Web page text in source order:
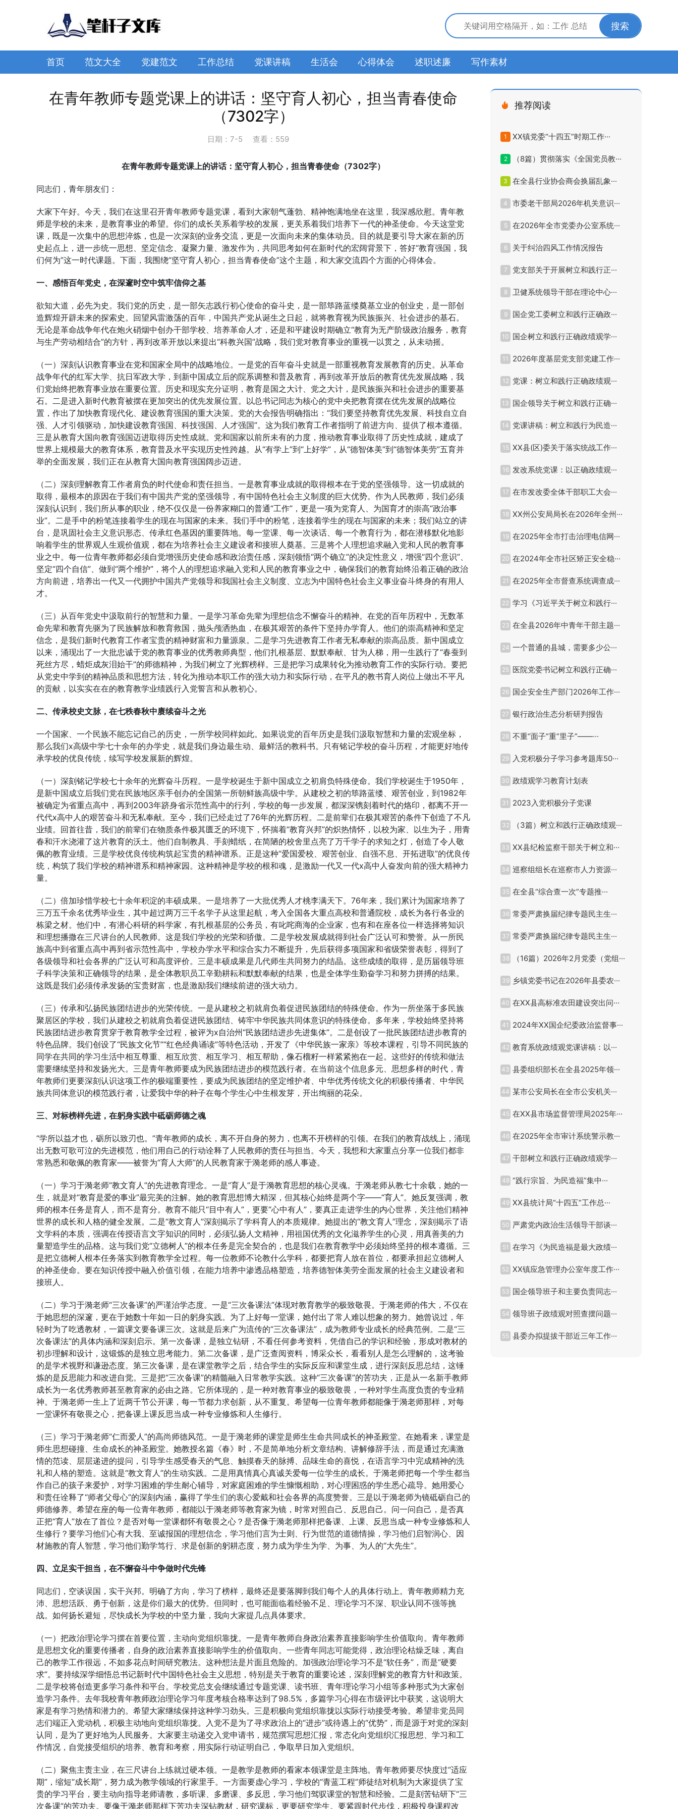
搜索
首页 范文大全 党建范文 工作总结 党课讲稿 生活会 心得体会 述职述廉 写作素材
在青年教师专题党课上的讲话：坚守育人初心，担当青春使命
（7302字）
日期： 7-5 查看：559
在青年教师专题党课上的讲话：坚守育人初心，担当青春使命（7302字）
同志们，青年朋友们：
大家下午好。今天，我们在这里召开青年教师专题党课，看到大家朝气蓬勃、精神饱满地坐在这里，我深感欣慰。青年教
师是学校的未来，是教育事业的希望。你们的成长关系着学校的发展，更关系着我们培养下一代的神圣使命。今天这堂党
课，既是一次集中的思想淬炼，也是一次深刻的业务交流，更是一次面向未来的集体动员。目的就是要引导大家在新的历
史起点上，进一步统一思想、坚定信念、凝聚力量、激发作为，共同思考如何在新时代的宏阔背景下，答好“教育强国，我
们何为”这一时代课题。下面，我围绕“坚守育人初心，担当青春使命”这个主题，和大家交流四个方面的心得体会。
一、感悟百年党史，在深邃时空中筑牢信仰之基
欲知大道，必先为史。我们党的历史，是一部矢志践行初心使命的奋斗史，是一部筚路蓝缕奠基立业的创业史，是一部创
造辉煌开辟未来的探索史。回望风雷激荡的百年，中国共产党从诞生之日起，就将教育视为民族振兴、社会进步的基石。
无论是革命战争年代在炮火硝烟中创办干部学校、培养革命人才，还是和平建设时期确立“教育为无产阶级政治服务，教育
与生产劳动相结合”的方针，再到改革开放以来提出“科教兴国”战略，我们党对教育事业的重视一以贯之，从未动摇。
（一）深刻认识教育事业在党和国家全局中的战略地位。一是党的百年奋斗史就是一部重视教育发展教育的历史。从革命
战争年代的红军大学、抗日军政大学，到新中国成立后的院系调整和普及教育，再到改革开放后的教育优先发展战略，我
们党始终把教育事业放在重要位置。历史和现实充分证明，教育是国之大计、党之大计，是民族振兴和社会进步的重要基
石。二是进入新时代教育被摆在更加突出的优先发展位置。以总书记同志为核心的党中央把教育摆在优先发展的战略位
置，作出了加快教育现代化、建设教育强国的重大决策。党的大会报告明确指出：“我们要坚持教育优先发展、科技自立自
强、人才引领驱动，加快建设教育强国、科技强国、人才强国”。这为我们教育工作者指明了前进方向、提供了根本遵循。
三是从教育大国向教育强国迈进取得历史性成就。党和国家以前所未有的力度，推动教育事业取得了历史性成就，建成了
世界上规模最大的教育体系，教育普及水平实现历史性跨越。从“有学上”到“上好学”，从“德智体美”到“德智体美劳”五育并
举的全面发展，我们正在从教育大国向教育强国阔步迈进。
（二）深刻理解教育工作者肩负的时代使命和责任担当。一是教育事业成就的取得根本在于党的坚强领导。这一切成就的
取得，最根本的原因在于我们有中国共产党的坚强领导，有中国特色社会主义制度的巨大优势。作为人民教师，我们必须
深刻认识到，我们所从事的职业，绝不仅仅是一份养家糊口的普通“工作”，更是一项为党育人、为国育才的崇高“政治事
业”。二是手中的粉笔连接着学生的现在与国家的未来。我们手中的粉笔，连接着学生的现在与国家的未来；我们站立的讲
台，是巩固社会主义意识形态、传承红色基因的重要阵地。每一堂课、每一次谈话、每一个教育行为，都在潜移默化地影
响着学生的世界观人生观价值观，都在为培养社会主义建设者和接班人奠基。三是将个人理想追求融入党和人民的教育事
业之中。每一位青年教师都必须自觉增强历史使命感和政治责任感，深刻领悟“两个确立”的决定性意义，增强“四个意识”、
坚定“四个自信”、做到“两个维护”，将个人的理想追求融入党和人民的教育事业之中，确保我们的教育始终沿着正确的政治
方向前进，培养出一代又一代拥护中国共产党领导和我国社会主义制度、立志为中国特色社会主义事业奋斗终身的有用人
才。
（三）从百年党史中汲取前行的智慧和力量。一是学习革命先辈为理想信念不懈奋斗的精神。在党的百年历程中，无数革
命先辈和教育先驱为了民族解放和教育救国，抛头颅洒热血，在极其艰苦的条件下坚持办学育人。他们的崇高精神和坚定
信念，是我们新时代教育工作者宝贵的精神财富和力量源泉。二是学习先进教育工作者无私奉献的崇高品质。新中国成立
以来，涌现出了一大批忠诚于党的教育事业的优秀教师典型，他们扎根基层、默默奉献、甘为人梯，用一生践行了“春蚕到
死丝方尽，蜡炬成灰泪始干”的师德精神，为我们树立了光辉榜样。三是把学习成果转化为推动教育工作的实际行动。要把
从党史中学到的精神品质和思想方法，转化为推动本职工作的强大动力和实际行动，在平凡的教书育人岗位上做出不平凡
的贡献，以实实在在的教育教学业绩践行入党誓言和从教初心。
二、传承校史文脉，在七秩春秋中赓续奋斗之光
一个国家、一个民族不能忘记自己的历史，一所学校同样如此。如果说党的百年历史是我们汲取智慧和力量的宏观坐标，
那么我们x高级中学七十余年的办学史，就是我们身边最生动、最鲜活的教科书。只有铭记学校的奋斗历程，才能更好地传
承学校的优良传统，续写学校发展新的辉煌。
（一）深刻铭记学校七十余年的光辉奋斗历程。一是学校诞生于新中国成立之初肩负特殊使命。我们学校诞生于1950年，
是新中国成立后我们党在民族地区亲手创办的全国第一所朝鲜族高级中学。从建校之初的筚路蓝缕、艰苦创业，到1982年
被确定为省重点高中，再到2003年跻身省示范性高中的行列，学校的每一步发展，都深深镌刻着时代的烙印，都离不开一
代代x高中人的艰苦奋斗和无私奉献。至今，我们已经走过了76年的光辉历程。二是前辈们在极其艰苦的条件下创造了不凡
业绩。回首往昔，我们的前辈们在物质条件极其匮乏的环境下，怀揣着“教育兴邦”的炽热情怀，以校为家、以生为子，用青
春和汗水浇灌了这片教育的沃土。他们自制教具、手刻蜡纸，在简陋的校舍里点亮了万千学子的求知之灯，创造了令人敬
佩的教育业绩。三是学校优良传统构筑起宝贵的精神谱系。正是这种“爱国爱校、艰苦创业、自强不息、开拓进取”的优良传
统，构筑了我们学校的精神谱系和精神家园。这种精神是学校的根和魂，是激励一代又一代x高中人奋发向前的强大精神力
量。
（二）倍加珍惜学校七十余年积淀的丰硕成果。一是培养了一大批优秀人才桃李满天下。76年来，我们累计为国家培养了
三万五千余名优秀毕业生，其中超过两万三千名学子从这里起航，考入全国各大重点高校和普通院校，成长为各行各业的
栋梁之材。他们中，有潜心科研的科学家，有扎根基层的公务员，有叱咤商海的企业家，也有和在座各位一样选择将知识
和理想播撒在三尺讲台的人民教师。这是我们学校的光荣和骄傲。二是学校发展成就得到社会广泛认可和赞誉。从一所民
族高中到省重点高中再到省示范性高中，学校办学水平和综合实力不断提升，先后获得多项国家和省级荣誉表彰，得到了
各级领导和社会各界的广泛认可和高度评价。三是丰硕成果是几代师生共同努力的结晶。这些成绩的取得，是历届领导班
子科学决策和正确领导的结果，是全体教职员工辛勤耕耘和默默奉献的结果，也是全体学生勤奋学习和努力拼搏的结果。
这既是我们必须传承发扬的宝贵财富，也是激励我们继续前进的强大动力。
（三）传承和弘扬民族团结进步的光荣传统。一是从建校之初就肩负着促进民族团结的特殊使命。作为一所坐落于多民族
聚居区的学校，我们从建校之初就肩负着促进民族团结、铸牢中华民族共同体意识的特殊使命。多年来，学校始终坚持将
民族团结进步教育贯穿于教育教学全过程，被评为x自治州“民族团结进步先进集体”。二是创设了一批民族团结进步教育的
特色品牌。我们创设了“民族文化节”“红色经典诵读”等特色活动，开发了《中华民族一家亲》等校本课程，引导不同民族的
同学在共同的学习生活中相互尊重、相互欣赏、相互学习、相互帮助，像石榴籽一样紧紧抱在一起。这些好的传统和做法
需要继续坚持和发扬光大。三是青年教师要成为民族团结进步的模范践行者。在当前这个信息多元、思想多样的时代，青
年教师们更要深刻认识这项工作的极端重要性，要成为民族团结的坚定维护者、中华优秀传统文化的积极传播者、中华民
族共同体意识的模范践行者，让爱我中华的种子在每个学生心中生根发芽，开出绚丽的花朵。
三、对标榜样先进，在躬身实践中砥砺师德之魂
“学所以益才也，砺所以致刃也。”青年教师的成长，离不开自身的努力，也离不开榜样的引领。在我们的教育战线上，涌现
出无数可歌可泣的先进模范，他们用自己的行动诠释了人民教师的责任与担当。今天，我想和大家重点分享一位我们都非
常熟悉和敬佩的教育家——被誉为“育人大师”的人民教育家于漪老师的感人事迹。
（一）学习于漪老师“教文育人”的先进教育理念。一是“育人”是于漪教育思想的核心灵魂。于漪老师从教七十余载，她的一
生，就是对“教育是爱的事业”最完美的注解。她的教育思想博大精深，但其核心始终是两个字——“育人”。她反复强调，教
师的根本任务是育人，而不是育分。教育不能只“目中有人”，更要“心中有人”，要真正走进学生的内心世界，关注他们精神
世界的成长和人格的健全发展。二是“教文育人”深刻揭示了学科育人的本质规律。她提出的“教文育人”理念，深刻揭示了语
文学科的本质，强调在传授语言文字知识的同时，必须弘扬人文精神，用祖国优秀的文化滋养学生的心灵，用真善美的力
量塑造学生的品格。这与我们党“立德树人”的根本任务是完全契合的，也是我们在教育教学中必须始终坚持的根本遵循。三
是把立德树人根本任务落实到教育教学全过程。每一位教师不论教什么学科，都要把育人放在首位，都要承担起立德树人
的神圣使命。要在知识传授中融入价值引领，在能力培养中渗透品格塑造，培养德智体美劳全面发展的社会主义建设者和
接班人。
（二）学习于漪老师“三次备课”的严谨治学态度。一是“三次备课法”体现对教育教学的极致敬畏。于漪老师的伟大，不仅在
于她思想的深邃，更在于她数十年如一日的躬身实践。为了上好每一堂课，她付出了常人难以想象的努力。她曾说过，年
轻时为了吃透教材，一篇课文要备课三次。这就是后来广为流传的“三次备课法”，成为教师专业成长的经典范例。二是“三
次备课法”的具体内涵和深刻启示。第一次备课，是独立钻研，不看任何参考资料，凭借自己的学识和经验，形成对教材的
初步理解和设计，这锻炼的是独立思考能力。第二次备课，是广泛查阅资料，博采众长，看看别人是怎么理解的，这考验
的是学术视野和谦逊态度。第三次备课，是在课堂教学之后，结合学生的实际反应和课堂生成，进行深刻反思总结，这锤
炼的是反思能力和改进自觉。三是把“三次备课”的精髓融入日常教学实践。这种“三次备课”的苦功夫，正是从一名新手教师
成长为一名优秀教师甚至教育家的必由之路。它所体现的，是一种对教育事业的极致敬畏，一种对学生高度负责的专业精
神。于漪老师一生上了近两千节公开课，每一节都力求创新，从不重复。希望每一位青年教师都能像于漪老师那样，对每
一堂课怀有敬畏之心，把备课上课反思当成一种专业修炼和人生修行。
（三）学习于漪老师“仁而爱人”的高尚师德风范。一是于漪老师的课堂是师生生命共同成长的神圣殿堂。在她看来，课堂是
师生思想碰撞、生命成长的神圣殿堂。她教授名篇《春》时，不是简单地分析文章结构、讲解修辞手法，而是通过充满激
情的范读、层层递进的提问，引导学生感受春天的气息、触摸春天的脉搏、品味生命的喜悦，在语言学习中完成精神的洗
礼和人格的塑造。这就是“教文育人”的生动实践。二是用真情真心真诚关爱每一位学生的成长。于漪老师把每一个学生都当
作自己的孩子来爱护，对学习困难的学生耐心辅导，对家庭困难的学生慷慨相助，对心理困惑的学生悉心疏导。她用爱心
和责任诠释了“师者父母心”的深刻内涵，赢得了学生们的衷心爱戴和社会各界的高度赞誉。三是以于漪老师为镜砥砺自己的
师德修养。希望在座的每一位青年教师，都能以于漪老师等教育家为镜，时常对照自己、反思自己。问一问自己，是否真
正把“育人”放在了首位？是否对每一堂课都怀有敬畏之心？是否像于漪老师那样把备课、上课、反思当成一种专业修炼和人
生修行？要学习他们心有大我、至诚报国的理想信念，学习他们言为士则、行为世范的道德情操，学习他们启智润心、因
材施教的育人智慧，学习他们勤学笃行、求是创新的躬耕态度，努力成为学生为学、为事、为人的“大先生”。
四、立足实干担当，在不懈奋斗中争做时代先锋
同志们，空谈误国，实干兴邦。明确了方向，学习了榜样，最终还是要落脚到我们每个人的具体行动上。青年教师精力充
沛、思想活跃、勇于创新，这是你们最大的优势。但同时，也可能面临着经验不足、理论学习不深、职业认同不强等挑
战。如何扬长避短，尽快成长为学校的中坚力量，我向大家提几点具体要求。
（一）把政治理论学习摆在首要位置，主动向党组织靠拢。一是青年教师自身政治素养直接影响学生价值取向。青年教师
是思想文化的重要传播者，自身的政治素养直接影响学生的价值取向。一些青年同志可能觉得，政治理论枯燥乏味，离自
己的教学工作很远，不如多花点时间研究教法。这种想法是片面且危险的。加强政治理论学习不是“软任务”，而是“硬要
求”。要持续深学细悟总书记新时代中国特色社会主义思想，特别是关于教育的重要论述，深刻理解党的教育方针和政策。
二是学校将创造更多学习条件和平台。学校党总支会继续通过专题党课、读书班、青年理论学习小组等多种形式为大家创
造学习条件。去年我校青年教师政治理论学习年度考核合格率达到了98.5%，多篇学习心得在市级评比中获奖，这说明大
家是有学习热情和潜力的。希望大家继续保持这种学习劲头。三是积极向党组织靠拢以实际行动接受考验。希望非党员同
志们端正入党动机，积极主动地向党组织靠拢。入党不是为了寻求政治上的“进步”或待遇上的“优势”，而是源于对党的深刻
认同，是为了更好地为人民服务。大家要主动递交入党申请书，规范撰写思想汇报，常态化向党组织汇报思想、学习和工
作情况，自觉接受组织的培养、教育和考察，用实际行动证明自己，争取早日加入党组织。
（二）聚焦主责主业，在三尺讲台上练就过硬本领。一是教学是教师的看家本领课堂是主阵地。青年教师要尽快度过“适应
期”，缩短“成长期”，努力成为教学领域的行家里手。一方面要虚心学习，学校的“青蓝工程”师徒结对机制为大家提供了宝
贵的学习平台，要主动向指导老师请教，多听课、多磨课、多反思，学习他们驾驭课堂的智慧和经验。二是刻苦钻研下“三
次备课”的苦功夫。要像于漪老师那样下苦功夫深钻教材，研究课标，更要研究学生。要紧跟时代步伐，积极投身课程改
推荐阅读
1 XX镇党委“十四五”时期工作···
2 （8篇）贯彻落实《全国党员教···
3 在全县行业协会商会换届乱象···
4 市委老干部局2026年机关意识···
5 在2026年全市党委办公室系统···
6 关于纠治四风工作情况报告
7 党支部关于开展树立和践行正···
8 卫健系统领导干部在理论中心···
9 国企党工委树立和践行正确政···
10 国企树立和践行正确政绩观学···
11 2026年度基层党支部党建工作···
12 党课：树立和践行正确政绩观···
13 国企领导关于树立和践行正确···
14 党课讲稿：树立和践行为民造···
15 XX县(区)委关于落实统战工作···
16 发改系统党课：以正确政绩观···
17 在市发改委全体干部职工大会···
18 XX州公安局局长在2026年全州···
19 在2025年全市打击治理电信网···
20 在2024年全市社区矫正安全稳···
21 在2025年全市督查系统调查成···
22 学习《习近平关于树立和践行···
23 在全县2026年中青年干部主题···
24 一个普通的县城，需要多少公···
25 医院党委书记树立和践行正确···
26 国企安全生产部门2026年工作···
27 银行政治生态分析研判报告
28 不重“面子”重“里子”——···
29 入党积极分子学习参考题库50···
30 政绩观学习教育计划表
31 2023入党积极分子党课
32 （3篇）树立和践行正确政绩观···
33 XX县纪检监察干部关于树立和···
34 巡察组组长在巡察市人力资源···
35 在全县“综合查一次”专题推···
36 常委严肃换届纪律专题民主生···
37 常委严肃换届纪律专题民主生···
38 （16篇）2026年2月党委（党组···
39 乡镇党委书记在2026年县委农···
40 在XX县高标准农田建设突出问···
41 2024年XX国企纪委政治监督事···
42 教育系统政绩观党课讲稿：以···
43 县委组织部长在全县2025年领···
44 某市公安局长在全市公安机关···
45 在XX县市场监督管理局2025年···
46 在2025年全市审计系统警示教···
47 干部树立和践行正确政绩观学···
48 “践行宗旨、为民造福”集中···
49 XX县统计局“十四五”工作总···
50 严肃党内政治生活领导干部谈···
51 在学习《为民造福是最大政绩···
52 XX镇应急管理办公室年度工作···
53 国企领导班子和主要负责同志···
54 领导班子政绩观对照查摆问题···
55 县委办拟提拔干部近三年工作···